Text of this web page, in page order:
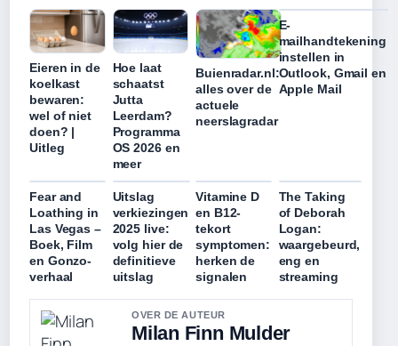
Eieren in de
koelkast
bewaren:
wel of niet
doen? |
Uitleg
Hoe laat
schaatst
Jutta
Leerdam?
Programma
OS 2026 en
meer
Buienradar.nl:
alles over de
actuele
neerslagradar
E-
mailhandtekening
instellen in
Outlook, Gmail en
Apple Mail
Fear and
Loathing in
Las Vegas –
Boek, Film
en Gonzo-
verhaal
Uitslag
verkiezingen
2025 live:
volg hier de
definitieve
uitslag
Vitamine D
en B12-
tekort
symptomen:
herken de
signalen
The Taking
of Deborah
Logan:
waargebeurd,
eng en
streaming
OVER DE AUTEUR
Milan Finn Mulder